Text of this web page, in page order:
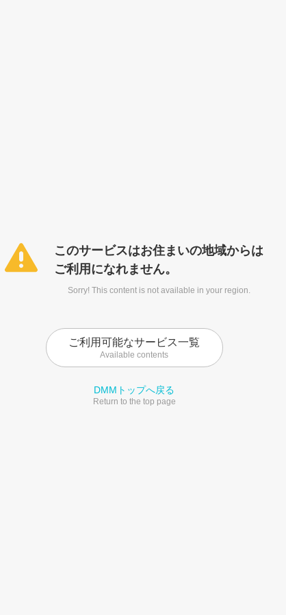
このサービスはお住まいの地域からは
ご利用になれません。
Sorry! This content is not available in your region.
ご利用可能なサービス一覧
Available contents
DMMトップへ戻る
Return to the top page